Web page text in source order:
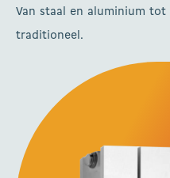
Van staal en aluminium
traditioneel.